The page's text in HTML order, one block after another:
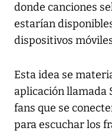
donde canciones
estarían
dispositivos
Esta idea se
aplicación llamada
fans que se
para escuchar los